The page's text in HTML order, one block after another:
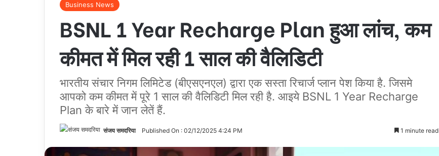
Business News
BSNL 1 Year Recharge Plan हुआ लांच, कम
कीमत में मिल रही 1 साल की वैलिडिटी
भारतीय संचार निगम लिमिटेड (बीएसएनएल) द्वारा एक सस्ता रिचार्ज प्लान पेश किया है. जिसमे
आपको कम कीमत में पूरे 1 साल की वैलिडिटी मिल रही है. आइये BSNL 1 Year Recharge
Plan के बारे में जान लेतें हैं.
संजय समदरिया Published On : 02/12/2025 4:24 PM 1 minute read